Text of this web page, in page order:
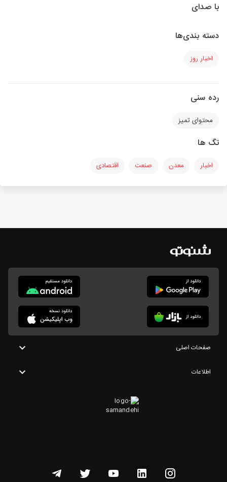
با صدای
دسته بندی‌ها
اخبار روز
رده سنی
محتوای تمیز
تگ ها
اخبار معدن صنعت اقتصادی
صفحات اصلی
اطلاعات